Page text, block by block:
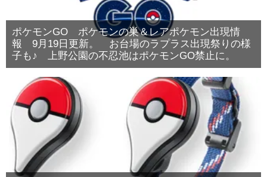
ポケモンGO ポケモンの巣＆レアポケモン出現情
報 9月19日更新。 お台場のラプラス出現祭りの様
子も♪ 上野公園の不忍池はポケモンGO禁止に。